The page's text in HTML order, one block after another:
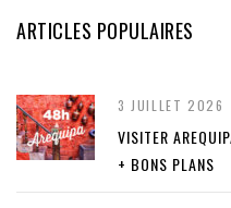
ARTICLES POPULAIRES
3 JUILLET 2026
VISITER
+ BONS PLANS